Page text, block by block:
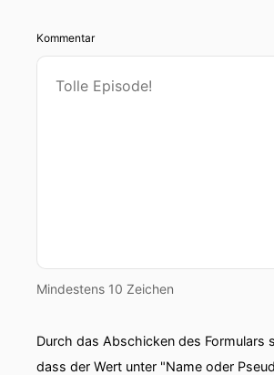
Kommentar
Mindestens 10 Zeichen
Durch das Abschicken des Formulars
dass der Wert unter "Name oder